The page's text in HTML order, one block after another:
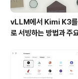
vLLM에서 Kimi K3를
로 서빙하는 방법과 주